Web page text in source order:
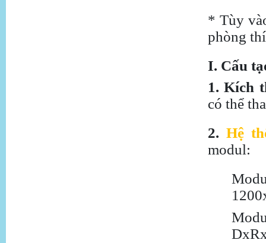
* Tùy
phòng
I. Cấu
1. Kích
có thể
2. Hệ
modul: